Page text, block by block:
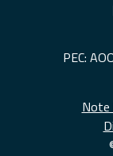
PEC:
Note